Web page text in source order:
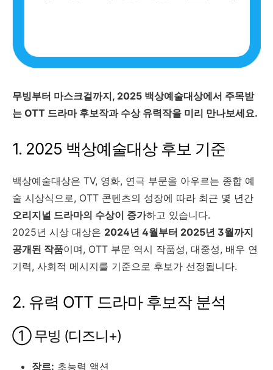
무빙부터 마스크걸까지, 2025 백상예술대상에서 주목받
는 OTT 드라마 후보작과 수상 유력작을 미리 만나보세요.
1. 2025 백상예술대상 후보 기준
백상예술대상은 TV, 영화, 연극 부문을 아우르는 종합 예
술 시상식으로, OTT 콘텐츠의 성장에 따라 최근 몇 년간
오리지널 드라마의 수상이 증가하고 있습니다.
2025년 시상 대상은 2024년 4월부터 2025년 3월까지
공개된 작품이며, OTT 부문 역시 작품성, 대중성, 배우 연
기력, 사회적 메시지를 기준으로 후보가 선정됩니다.
2. 유력 OTT 드라마 후보작 분석
① 무빙 (디즈니+)
장르: 초능력 액션